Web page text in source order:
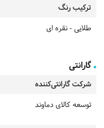
ترکیب رنگ
طلایی - نقره ای
گارانتی
شرکت گارانتی‌کننده
توسعه کالای دماوند